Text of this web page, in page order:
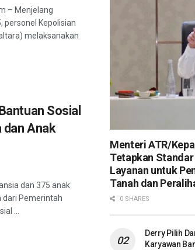
– Menjelang
personel Kepolisian
melaksanakan
Sosial
dan Anak
dan 375 anak
Pemerintah
...
Menteri ATR/
Tetapkan Standar
Layanan untuk
Tanah dan
0 SHARES
Derry Pilih
Karyawan